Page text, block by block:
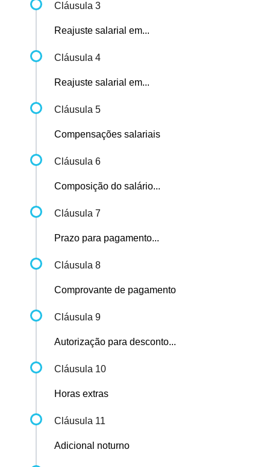
Cláusula 3
Reajuste salarial em...
Cláusula 4
Reajuste salarial em...
Cláusula 5
Compensações salariais
Cláusula 6
Composição do salário...
Cláusula 7
Prazo para pagamento...
Cláusula 8
Comprovante de pagamento
Cláusula 9
Autorização para desconto...
Cláusula 10
Horas extras
Cláusula 11
Adicional noturno